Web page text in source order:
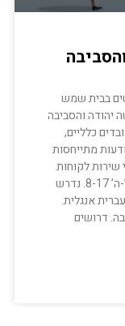
בבית שמש
יהודה והסביבה
כלליים,
מתייחסות
שירות לקוחות
למוקד לחברה בבית שמש. ימים א’-ה’ 8-17. נדרש
אנגלית.
דרושים